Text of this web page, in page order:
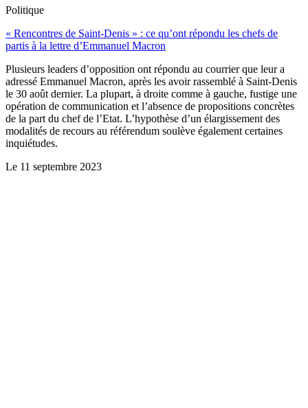
Politique
« Rencontres de Saint-Denis » : ce qu’ont répondu les chefs de
partis à la lettre d’Emmanuel Macron
Plusieurs leaders d’opposition ont répondu au courrier que leur a
adressé Emmanuel Macron, après les avoir rassemblé à Saint-Denis
le 30 août dernier. La plupart, à droite comme à gauche, fustige une
opération de communication et l’absence de propositions concrètes
de la part du chef de l’Etat. L’hypothèse d’un élargissement des
modalités de recours au référendum soulève également certaines
inquiétudes.
Le 11 septembre 2023